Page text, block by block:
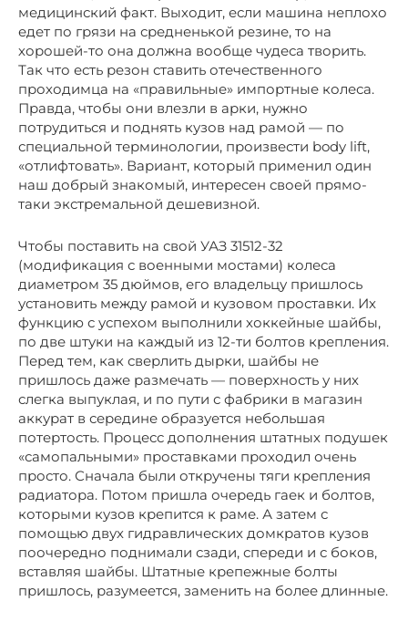
медицинский факт. Выходит, если машина неплохо
едет по грязи на средненькой резине, то на
хорошей-то она должна вообще чудеса творить.
Так что есть резон ставить отечественного
проходимца на «правильные» импортные колеса.
Правда, чтобы они влезли в арки, нужно
потрудиться и поднять кузов над рамой — по
специальной терминологии, произвести body lift,
«отлифтовать». Вариант, который применил один
наш добрый знакомый, интересен своей прямо-
таки экстремальной дешевизной.
Чтобы поставить на свой УАЗ 31512-32
(модификация с военными мостами) колеса
диаметром 35 дюймов, его владельцу пришлось
установить между рамой и кузовом проставки. Их
функцию с успехом выполнили хоккейные шайбы,
по две штуки на каждый из 12-ти болтов крепления.
Перед тем, как сверлить дырки, шайбы не
пришлось даже размечать — поверхность у них
слегка выпуклая, и по пути с фабрики в магазин
аккурат в середине образуется небольшая
потертость. Процесс дополнения штатных подушек
«самопальными» проставками проходил очень
просто. Сначала были откручены тяги крепления
радиатора. Потом пришла очередь гаек и болтов,
которыми кузов крепится к раме. А затем с
помощью двух гидравлических домкратов кузов
поочередно поднимали сзади, спереди и с боков,
вставляя шайбы. Штатные крепежные болты
пришлось, разумеется, заменить на более длинные.